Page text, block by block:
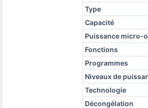
Type
Capacité
Puissance micro-
Fonctions
Programmes
Niveaux de
Technologie
Décongélation